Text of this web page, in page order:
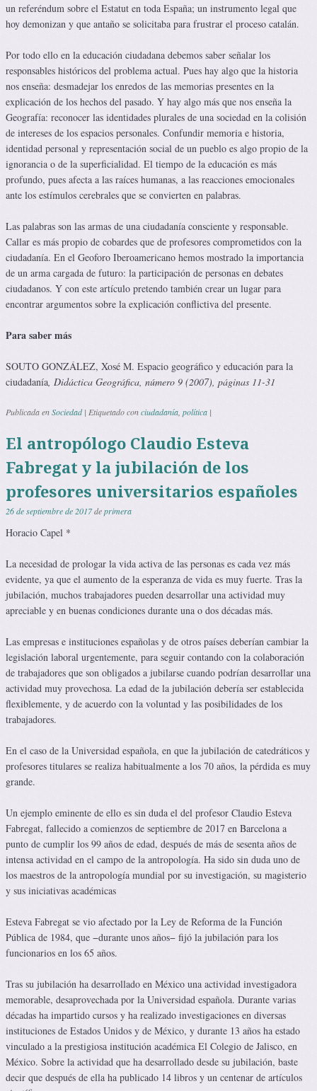
un referéndum sobre el Estatut en toda España; un instrumento legal que
hoy demonizan y que antaño se solicitaba para frustrar el proceso catalán.
Por todo ello en la educación ciudadana debemos saber señalar los
responsables históricos del problema actual. Pues hay algo que la historia
nos enseña: desmadejar los enredos de las memorias presentes en la
explicación de los hechos del pasado. Y hay algo más que nos enseña la
Geografía: reconocer las identidades plurales de una sociedad en la colisión
de intereses de los espacios personales. Confundir memoria e historia,
identidad personal y representación social de un pueblo es algo propio de la
ignorancia o de la superficialidad. El tiempo de la educación es más
profundo, pues afecta a las raíces humanas, a las reacciones emocionales
ante los estímulos cerebrales que se convierten en palabras.
Las palabras son las armas de una ciudadanía consciente y responsable.
Callar es más propio de cobardes que de profesores comprometidos con la
ciudadanía. En el Geoforo Iberoamericano hemos mostrado la importancia
de un arma cargada de futuro: la participación de personas en debates
ciudadanos. Y con este artículo pretendo también crear un lugar para
encontrar argumentos sobre la explicación conflictiva del presente.
Para saber más
SOUTO GONZÁLEZ, Xosé M. Espacio geográfico y educación para la
ciudadanía, Didáctica Geográfica, número 9 (2007), páginas 11-31
Publicada enSociedad | Etiquetado conciudadanía política |
El antropólogo Claudio Esteva
Fabregat y la jubilación de los
profesores universitarios españoles
26 de septiembre de 2017deprimera
Horacio Capel *
La necesidad de prologar la vida activa de las personas es cada vez más
evidente, ya que el aumento de la esperanza de vida es muy fuerte. Tras la
jubilación, muchos trabajadores pueden desarrollar una actividad muy
apreciable y en buenas condiciones durante una o dos décadas más.
Las empresas e instituciones españolas y de otros países deberían cambiar la
legislación laboral urgentemente, para seguir contando con la colaboración
de trabajadores que son obligados a jubilarse cuando podrían desarrollar una
actividad muy provechosa. La edad de la jubilación debería ser establecida
flexiblemente, y de acuerdo con la voluntad y las posibilidades de los
trabajadores.
En el caso de la Universidad española, en que la jubilación de catedráticos y
profesores titulares se realiza habitualmente a los 70 años, la pérdida es muy
grande.
Un ejemplo eminente de ello es sin duda el del profesor Claudio Esteva
Fabregat, fallecido a comienzos de septiembre de 2017 en Barcelona a
punto de cumplir los 99 años de edad, después de más de sesenta años de
intensa actividad en el campo de la antropología. Ha sido sin duda uno de
los maestros de la antropología mundial por su investigación, su magisterio
y sus iniciativas académicas
Esteva Fabregat se vio afectado por la Ley de Reforma de la Función
Pública de 1984, que −durante unos años− fijó la jubilación para los
funcionarios en los 65 años.
Tras su jubilación ha desarrollado en México una actividad investigadora
memorable, desaprovechada por la Universidad española. Durante varias
décadas ha impartido cursos y ha realizado investigaciones en diversas
instituciones de Estados Unidos y de México, y durante 13 años ha estado
vinculado a la prestigiosa institución académica El Colegio de Jalisco, en
México. Sobre la actividad que ha desarrollado desde su jubilación, baste
decir que después de ella ha publicado 14 libros y un centenar de artículos